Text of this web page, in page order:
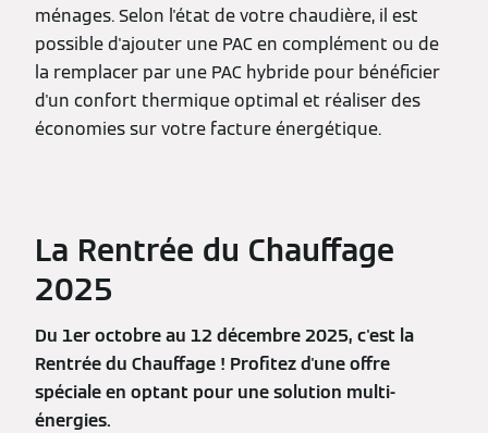
ménages. Selon l'état de votre chaudière, il est
possible d'ajouter une PAC en complément ou de
la remplacer par une PAC hybride pour bénéficier
d'un confort thermique optimal et réaliser des
économies sur votre facture énergétique.
La Rentrée du Chauffage
2025
Du 1er octobre au 12 décembre 2025, c'est la
Rentrée du Chauffage ! Profitez d'une offre
spéciale en optant pour une solution multi-
énergies.